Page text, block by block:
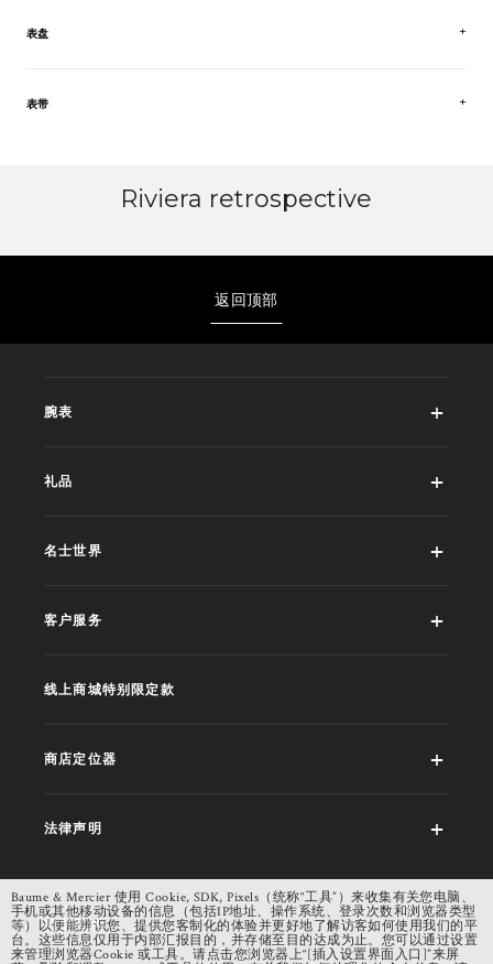
表盘
表带
Riviera retrospective
返回顶部
腕表
礼品
名士世界
客户服务
线上商城特别限定款
商店定位器
法律声明
社交网络
Baume & Mercier 使用 Cookie, SDK, Pixels（统称“工具”）来收集有关您电脑、
手机或其他移动设备的信息（包括IP地址、操作系统、登录次数和浏览器类型
等）以便能辨识您、提供您客制化的体验并更好地了解访客如何使用我们的平
台。这些信息仅用于内部汇报目的，并存储至目的达成为止。您可以通过设置
来管理浏览器Cookie 或工具。请点击您浏览器上“[插入设置界面入口]”来屏